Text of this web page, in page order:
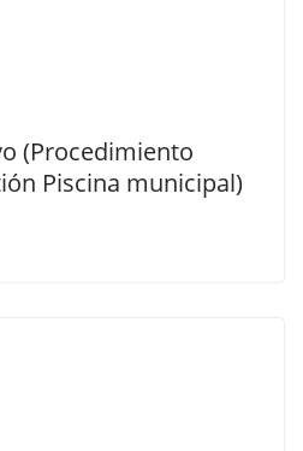
(Procedimiento
Piscina municipal)